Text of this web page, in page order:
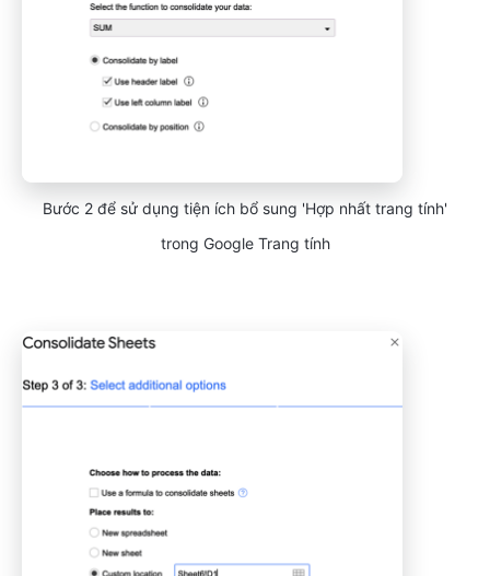
Bước 2 để sử dụng tiện ích bổ sung 'Hợp nhất trang tính'
trong Google Trang tính